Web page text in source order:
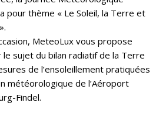
pour thème « Le Soleil, la Terre et
MeteoLux vous propose
le sujet du bilan radiatif de la Terre
de l’ensoleillement pratiquées
météorologique de l’Aéroport
Findel.